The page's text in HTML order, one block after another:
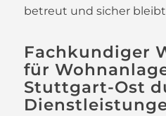
betreut und sicher
Fachkundiger
für
Stuttgart-Ost